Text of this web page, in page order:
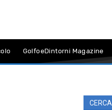
GolfoeDintorni Magazine
CERCA